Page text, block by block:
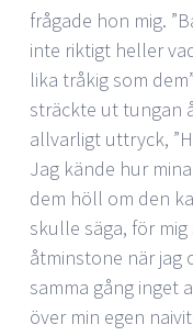
frågade hon mig.
inte riktigt heller
lika tråkig som
sträckte ut tungan
allvarligt uttryck,
Jag kände hur
dem höll om den
skulle säga, för
åtminstone när jag
samma gång inget
över min egen